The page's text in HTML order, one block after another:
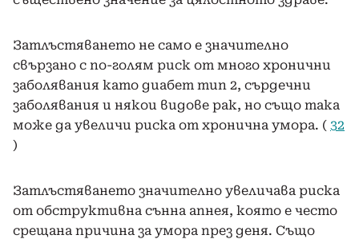
Затлъстяването не само е значително
свързано с по-голям риск от много хронични
заболявания като диабет тип 2, сърдечни
заболявания и някои видове рак, но също така
може да увеличи риска от хронична умора. ( 32
)
Затлъстяването значително увеличава риска
от обструктивна сънна апнея, която е често
срещана причина за умора през деня. Също